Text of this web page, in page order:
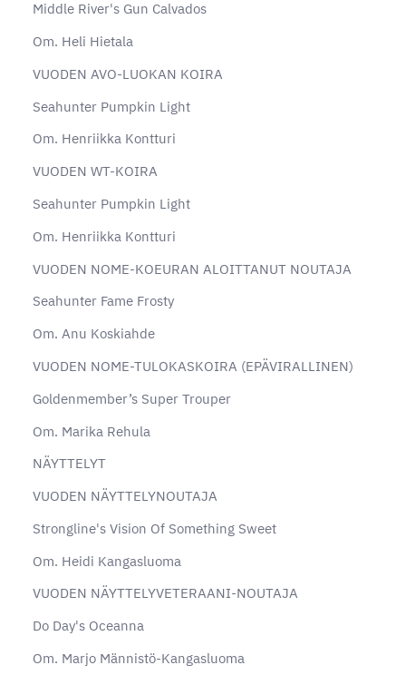
Middle River's Gun Calvados
Om. Heli Hietala
VUODEN AVO-LUOKAN KOIRA
Seahunter Pumpkin Light
Om. Henriikka Kontturi
VUODEN WT-KOIRA
Seahunter Pumpkin Light
Om. Henriikka Kontturi
VUODEN NOME-KOEURAN ALOITTANUT NOUTAJA
Seahunter Fame Frosty
Om. Anu Koskiahde
VUODEN NOME-TULOKASKOIRA (EPÄVIRALLINEN)
Goldenmember’s Super Trouper
Om. Marika Rehula
NÄYTTELYT
VUODEN NÄYTTELYNOUTAJA
Strongline's Vision Of Something Sweet
Om. Heidi Kangasluoma
VUODEN NÄYTTELYVETERAANI-NOUTAJA
Do Day's Oceanna
Om. Marjo Männistö-Kangasluoma